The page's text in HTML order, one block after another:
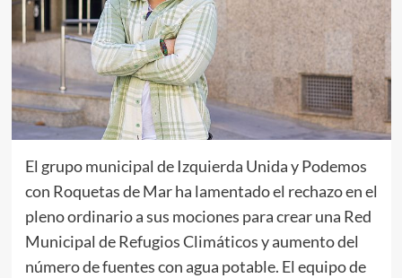
El grupo municipal de Izquierda Unida y Podemos
con Roquetas de Mar ha lamentado el rechazo en el
pleno ordinario a sus mociones para crear una Red
Municipal de Refugios Climáticos y aumento del
número de fuentes con agua potable. El equipo de